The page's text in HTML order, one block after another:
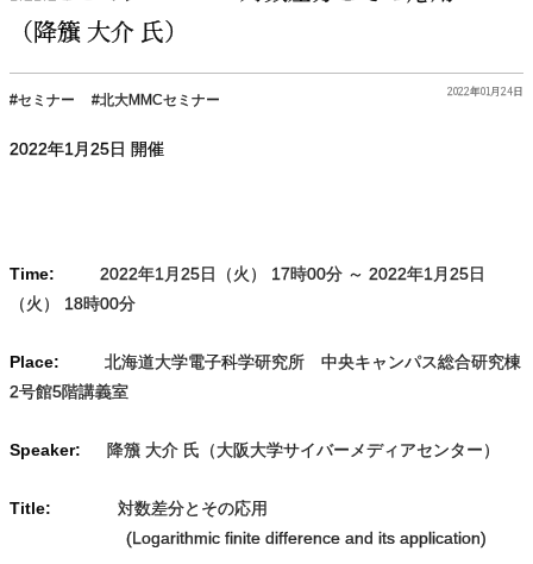
（降籏 大介 氏）
セミナー 北大MMCセミナー
2022年01月24日
2022年1月25日 開催
Time: 2022年1月25日（火） 17時00分 ～ 2022年1月25日
（火） 18時00分
Place: 北海道大学電子科学研究所 中央キャンパス総合研究棟
2号館5階講義室
Speaker: 降籏 大介 氏（大阪大学サイバーメディアセンター）
Title: 対数差分とその応用
(Logarithmic finite difference and its application)